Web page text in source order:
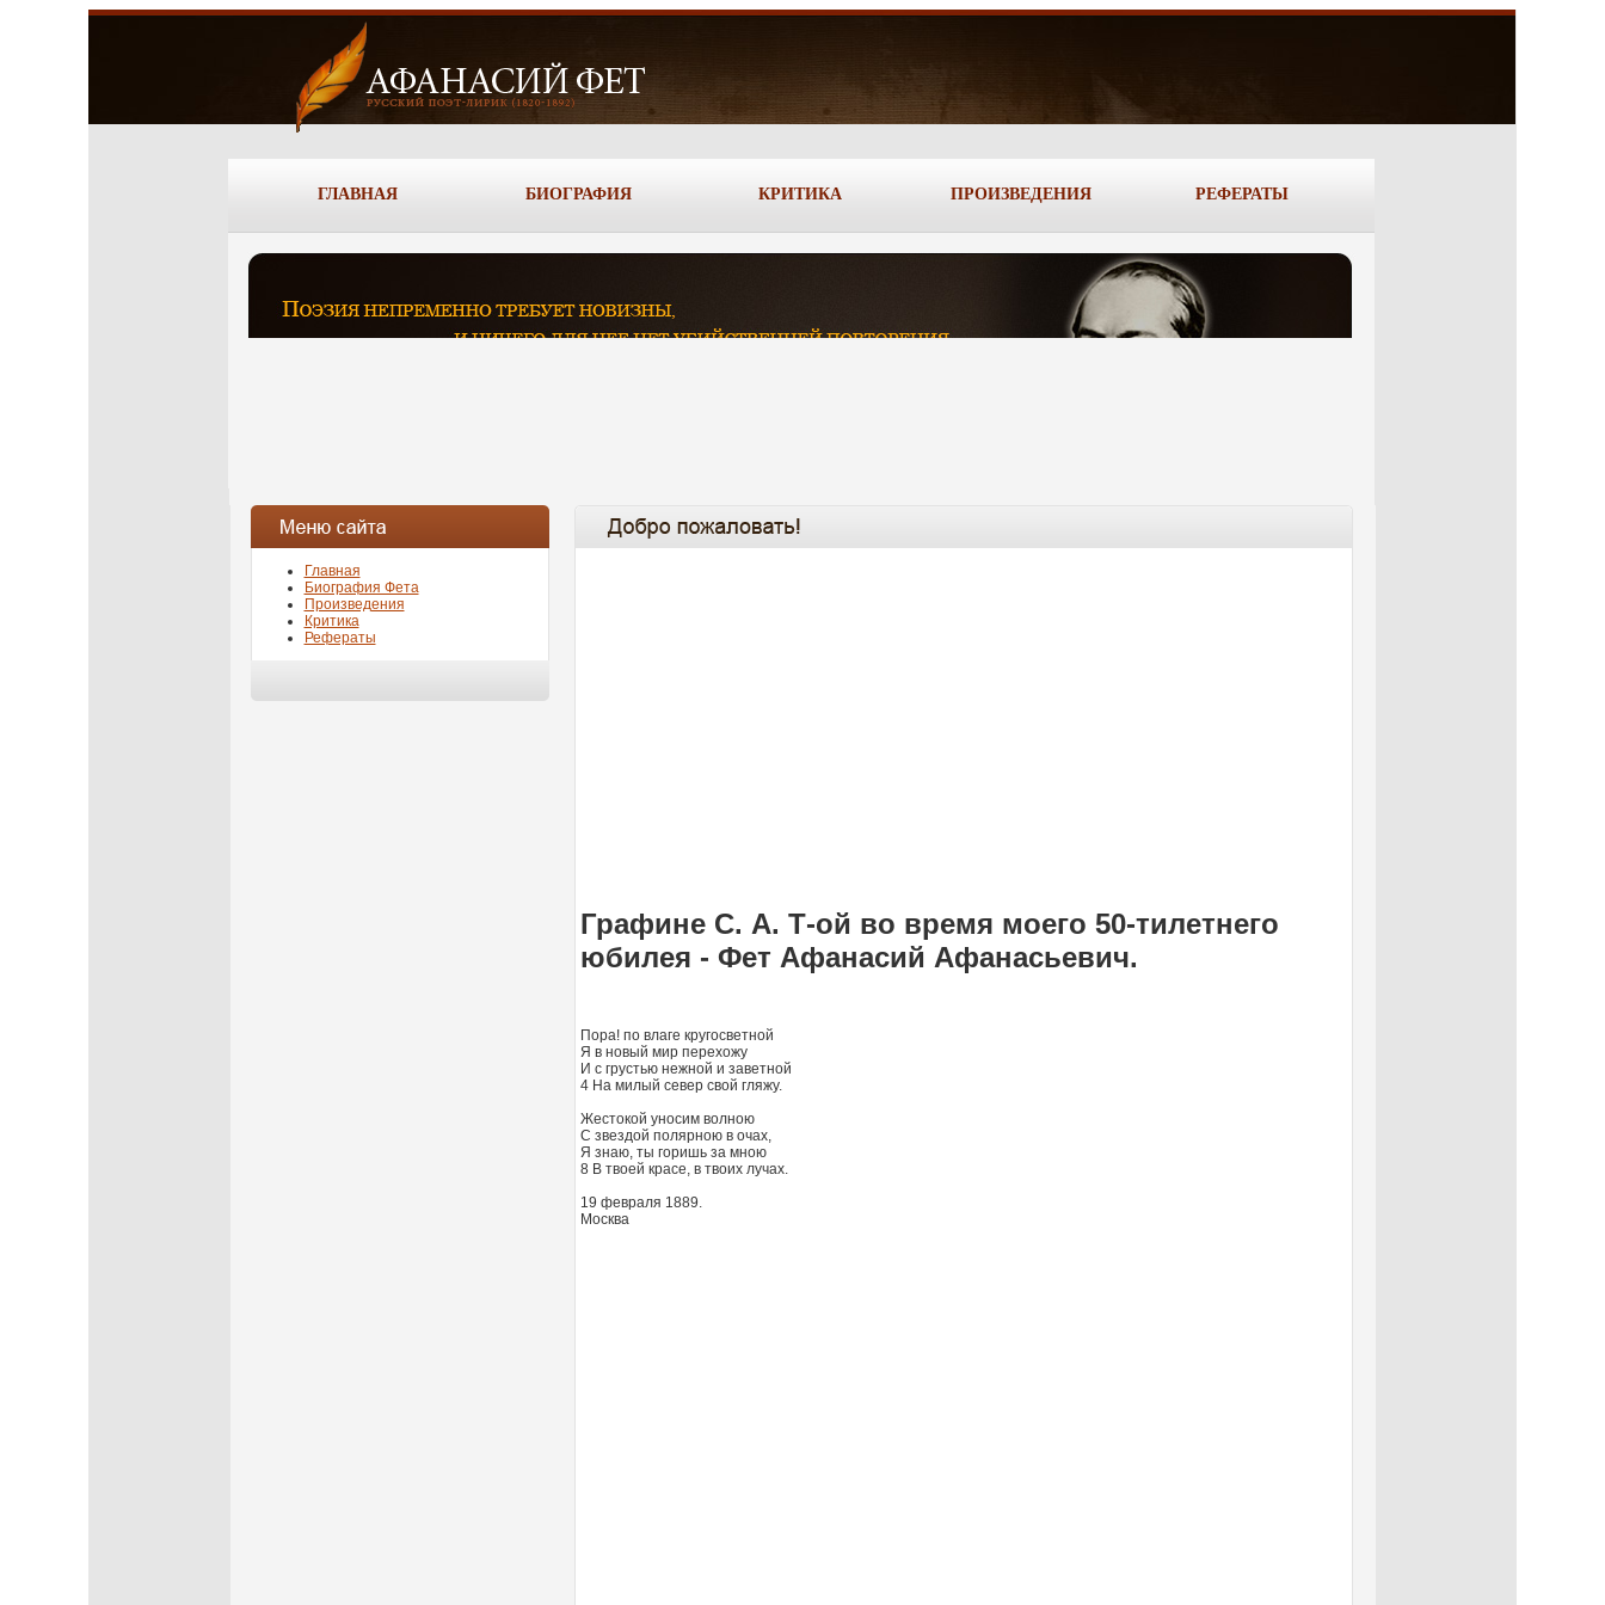
ГЛАВНАЯ БИОГРАФИЯ КРИТИКА ПРОИЗВЕДЕНИЯ РЕФЕРАТЫ
Главная
Биография Фета
Произведения
Критика
Рефераты
Графине С. А. Т-ой во время моего 50-тилетнего
юбилея - Фет Афанасий Афанасьевич.
Пора! по влаге кругосветной
Я в новый мир перехожу
И с грустью нежной и заветной
4 На милый север свой гляжу.
Жестокой уносим волною
С звездой полярною в очах,
Я знаю, ты горишь за мною
8 В твоей красе, в твоих лучах.
19 февраля 1889.
Москва